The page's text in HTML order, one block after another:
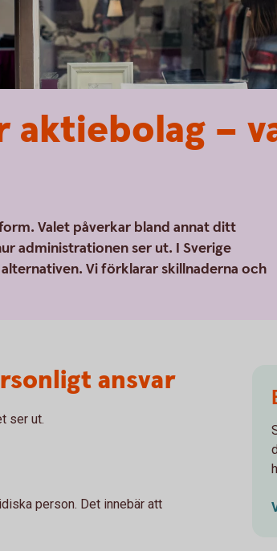
–
Valet påverkar bland annat ditt
administrationen ser ut. I Sverige
Vi förklarar skillnaderna och
ansvar
ser ut.
person. Det innebär att